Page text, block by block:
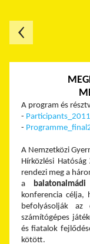
A program és
-
-
A Nemzetközi
Hírközlési Hatóság
rendezi meg a
a
konferencia célja,
befolyásolják
számítógépes
és fiatalok
kötött.